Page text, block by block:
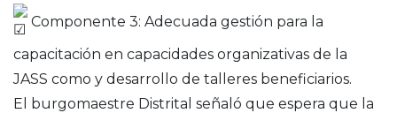
Componente 3: Adecuada gestión para la
capacitación en capacidades organizativas de la
JASS como y desarrollo de talleres beneficiarios.
El burgomaestre Distrital señaló que espera que la